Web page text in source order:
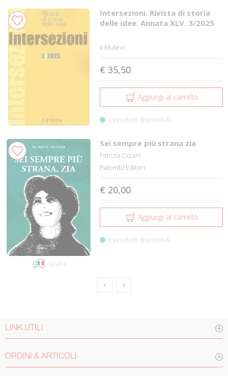
Intersezioni. Rivista di storia
delle idee. Annata XLV. 3/2025
Il Mulino
€ 35,50
Aggiungi al carrello
2 prodotti disponibili
Gratis
Sei sempre più strana zia
Patrizia Ciccani
Palombi Editori
€ 20,00
Aggiungi al carrello
3 prodotti disponibili
LINK UTILI
ORDINI & ARTICOLI